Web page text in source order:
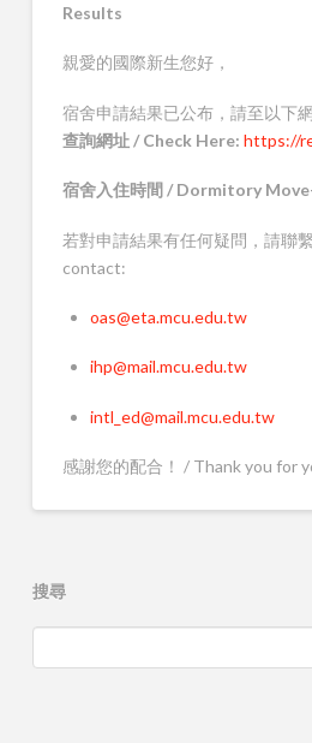
Results
親愛的國際新生您好，
宿舍申請結果已公布，請至以下
查詢網址 / Check Here: https://
宿舍入住時間 / Dormitory
若對申請結果有任何疑問，請聯
contact:
oas@eta.mcu.edu.tw
ihp@mail.mcu.edu.tw
intl_ed@mail.mcu.edu.tw
感謝您的配合！ / Thank you for
搜尋